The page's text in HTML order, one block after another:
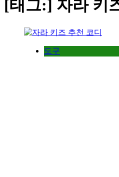
[태그:] 자라 키
도구